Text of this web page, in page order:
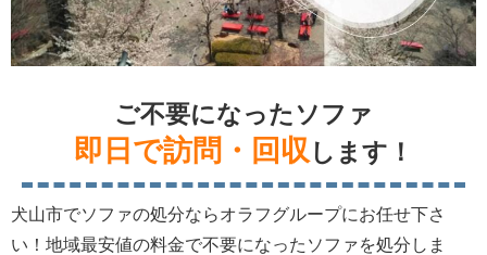
ご不要になったソファ
即日で訪問・回収 します！
犬山市でソファの処分ならオラフグループにお任せ下さ
い！地域最安値の料金で不要になったソファを処分しま